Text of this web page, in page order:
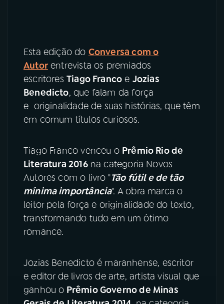
Esta edição do Conversa com o
Autorentrevista os premiados
escritores Tiago Franco e Jozias
Benedicto, que falam da força
e originalidade de suas histórias, que têm
em comum títulos curiosos.
Tiago Franco venceu o Prêmio Rio de
Literatura 2016na categoria Novos
Autores com o livro "Tão fútil e de tão
mínima importância". A obra marca o
leitor pela força e originalidade do texto,
transformando tudo em um ótimo
romance.
Jozias Benedicto é maranhense, escritor
e editor de livros de arte, artista visual que
ganhou o Prêmio Governo de Minas